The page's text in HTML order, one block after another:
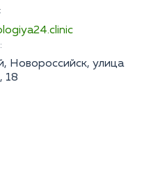
Новороссийск, улица
18